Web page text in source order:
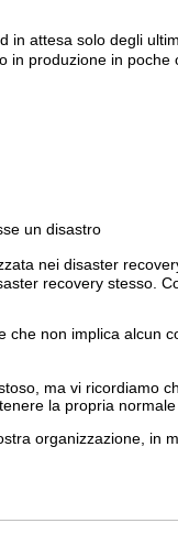
in attesa solo degli
in produzione in poche
un disastro
nei disaster
recovery stesso.
non implica alcun
ma vi ricordiamo
la propria normale
organizzazione, in